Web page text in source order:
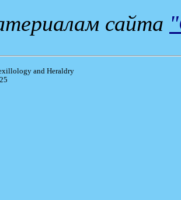
сайта
and Heraldry